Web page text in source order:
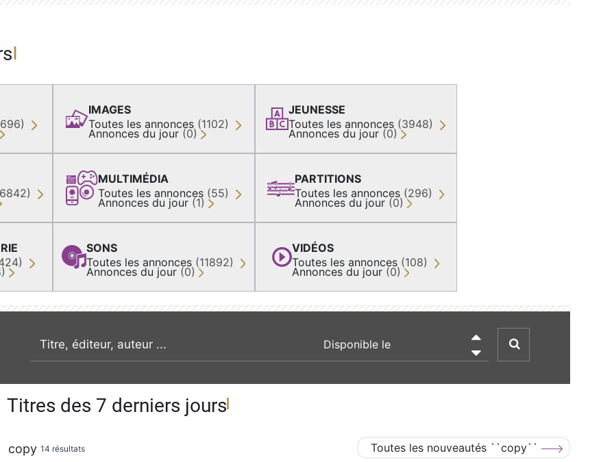
IMAGES
Toutes les annonces (1102)
Annonces du jour (0)
MULTIMÉDIA
Toutes les annonces (55)
Annonces du jour (1)
SONS
Toutes les annonces (11892)
Annonces du jour (0)
JEUNESSE
Toutes les annonces (3948)
Annonces du jour (0)
PARTITIONS
Toutes les annonces (296)
Annonces du jour (0)
VIDÉOS
Toutes les annonces (108)
Annonces du jour (0)
recherche par mot clé

Titres des 7 derniers jours
copy 14 résultats Toutes les nouveautés ``copy``